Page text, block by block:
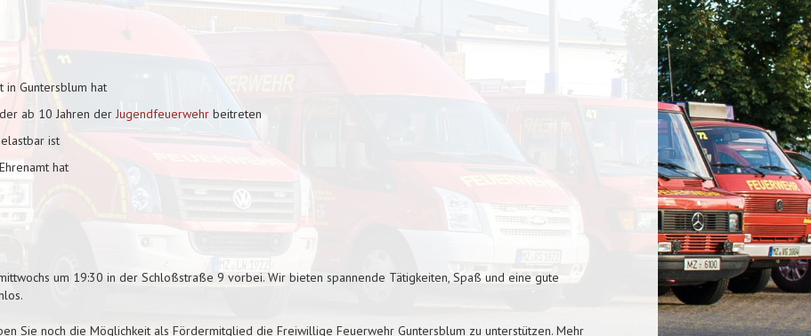
in Guntersblum hat
ab 10 Jahren der Jugendfeuerwehrbeitreten
ist
hat
um 19:30 in der Schloßstraße 9 vorbei. Wir bieten spannende Tätigkeiten, Spaß und eine gute
Sie noch die Möglichkeit als Fördermitglied die Freiwillige Feuerwehr Guntersblum zu unterstützen. Mehr